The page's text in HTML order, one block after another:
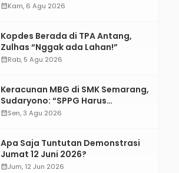
calendar_monthKam, 6 Agu 2026
Kopdes Berada di TPA Antang,
Zulhas “Nggak ada Lahan!”
calendar_monthRab, 5 Agu 2026
Keracunan MBG di SMK Semarang,
Sudaryono: “SPPG Harus
Bertanggung Jawab!”
calendar_monthSen, 3 Agu 2026
Apa Saja Tuntutan Demonstrasi
Jumat 12 Juni 2026?
calendar_monthJum, 12 Jun 2026